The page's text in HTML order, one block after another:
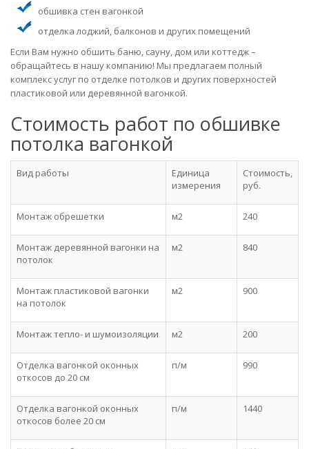
обшивка стен вагонкой
отделка лоджий, балконов и других помещений
Если Вам нужно обшить баню, сауну, дом или коттедж –
обращайтесь в нашу компанию! Мы предлагаем полный
комплекс услуг по отделке потолков и других поверхностей
пластиковой или деревянной вагонкой.
Стоимость работ по обшивке
потолка вагонкой
Вид работы
Единица
измерения
Стоимость,
руб.
Монтаж обрешетки м2 240
Монтаж деревянной вагонки на
потолок
м2 840
Монтаж пластиковой вагонки
на потолок
м2 900
Монтаж тепло- и шумоизоляции м2 200
Отделка вагонкой оконных
откосов до 20 см
п/м 990
Отделка вагонкой оконных
откосов более 20 см
п/м 1440